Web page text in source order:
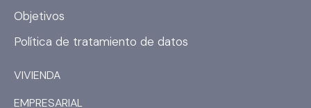
Objetivos
Política de tratamiento de datos
VIVIENDA
EMPRESARIAL